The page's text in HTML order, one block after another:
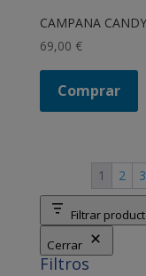
CAMPANA
69,00 €
Comprar
1 2 3
Filtrar
Cerrar
Filtros